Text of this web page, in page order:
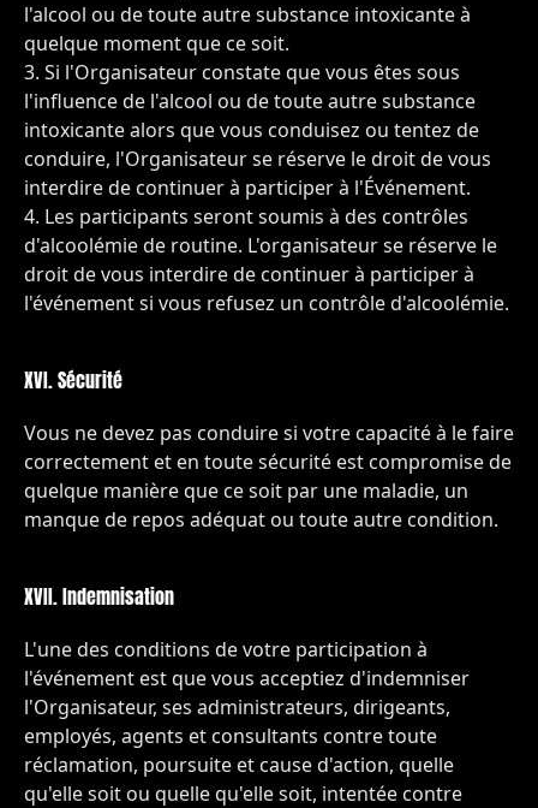
l'alcool ou de toute autre substance intoxicante à
quelque moment que ce soit.
Si l'Organisateur constate que vous êtes sous
l'influence de l'alcool ou de toute autre substance
intoxicante alors que vous conduisez ou tentez de
conduire, l'Organisateur se réserve le droit de vous
interdire de continuer à participer à l'Événement.
Les participants seront soumis à des contrôles
d'alcoolémie de routine. L'organisateur se réserve le
droit de vous interdire de continuer à participer à
l'événement si vous refusez un contrôle d'alcoolémie.
XVI. Sécurité
Vous ne devez pas conduire si votre capacité à le faire
correctement et en toute sécurité est compromise de
quelque manière que ce soit par une maladie, un
manque de repos adéquat ou toute autre condition.
XVII. Indemnisation
L'une des conditions de votre participation à
l'événement est que vous acceptiez d'indemniser
l'Organisateur, ses administrateurs, dirigeants,
employés, agents et consultants contre toute
réclamation, poursuite et cause d'action, quelle
qu'elle soit ou quelle qu'elle soit, intentée contre